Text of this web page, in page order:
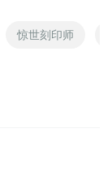
惊世刻印师